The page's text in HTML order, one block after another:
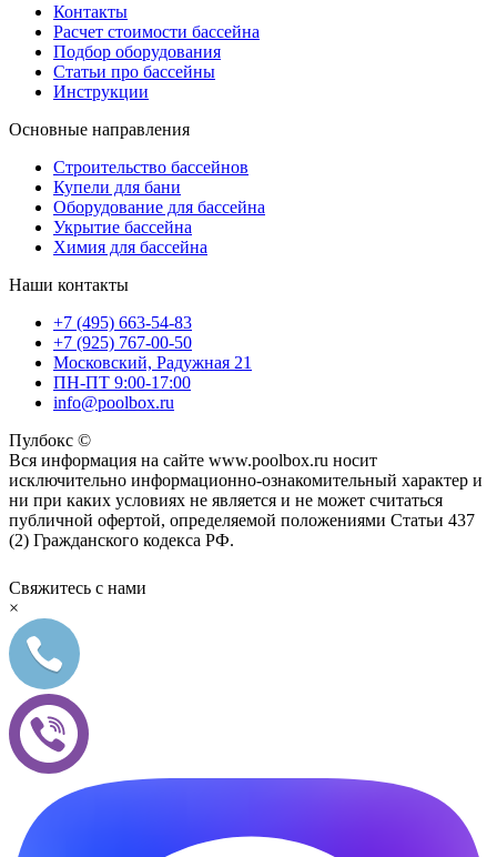
Контакты
Расчет стоимости бассейна
Подбор оборудования
Статьи про бассейны
Инструкции
Основные направления
Строительство бассейнов
Купели для бани
Оборудование для бассейна
Укрытие бассейна
Химия для бассейна
Наши контакты
+7 (495) 663-54-83
+7 (925) 767-00-50
Московский, Радужная 21
ПН-ПТ 9:00-17:00
info@poolbox.ru
Пулбокс ©
Вся информация на сайте www.poolbox.ru носит
исключительно информационно-ознакомительный характер и
ни при каких условиях не является и не может считаться
публичной офертой, определяемой положениями Статьи 437
(2) Гражданского кодекса РФ.
Свяжитесь с нами
×